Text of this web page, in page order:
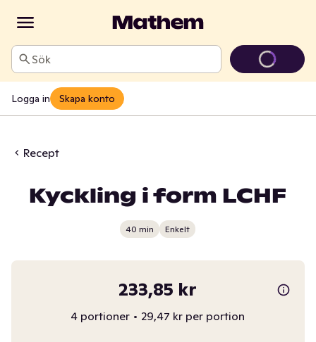
Sök
Logga in Skapa konto
Recept
Kyckling i form LCHF
40 min Enkelt
233,85 kr
4 portioner • 29,47 kr per portion